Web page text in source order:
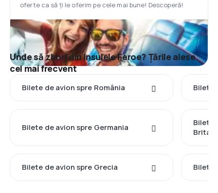
oferte ca să ți le oferim pe cele mai bune! Descoperă!
Unde să zbori din Insulele Feroe? Țările alese
cel mai frecvent
Bilete de avion spre România Bilete
Bilete de avion spre Germania
Bilete
Bilete de avion spre Grecia Bilete